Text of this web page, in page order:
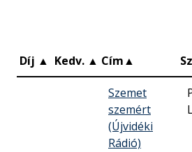
Díj ▲ Kedv. ▲ Cím▲
Szemet
szemért
(Újvidéki
Rádió)